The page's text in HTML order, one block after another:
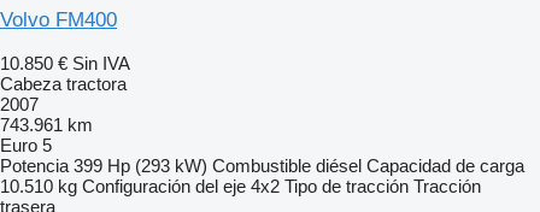
Volvo FM400
10.850 € Sin IVA
Cabeza tractora
2007
743.961 km
Euro 5
Potencia 399 Hp (293 kW) Combustible diésel Capacidad de carga
10.510 kg Configuración del eje 4x2 Tipo de tracción Tracción
trasera